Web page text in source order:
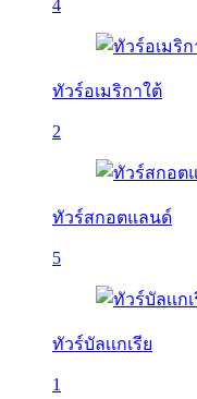
4
ทัวร์อเมริกาใต้
2
ทัวร์สกอตแลนด์
5
ทัวร์บัลเเกเรีย
1